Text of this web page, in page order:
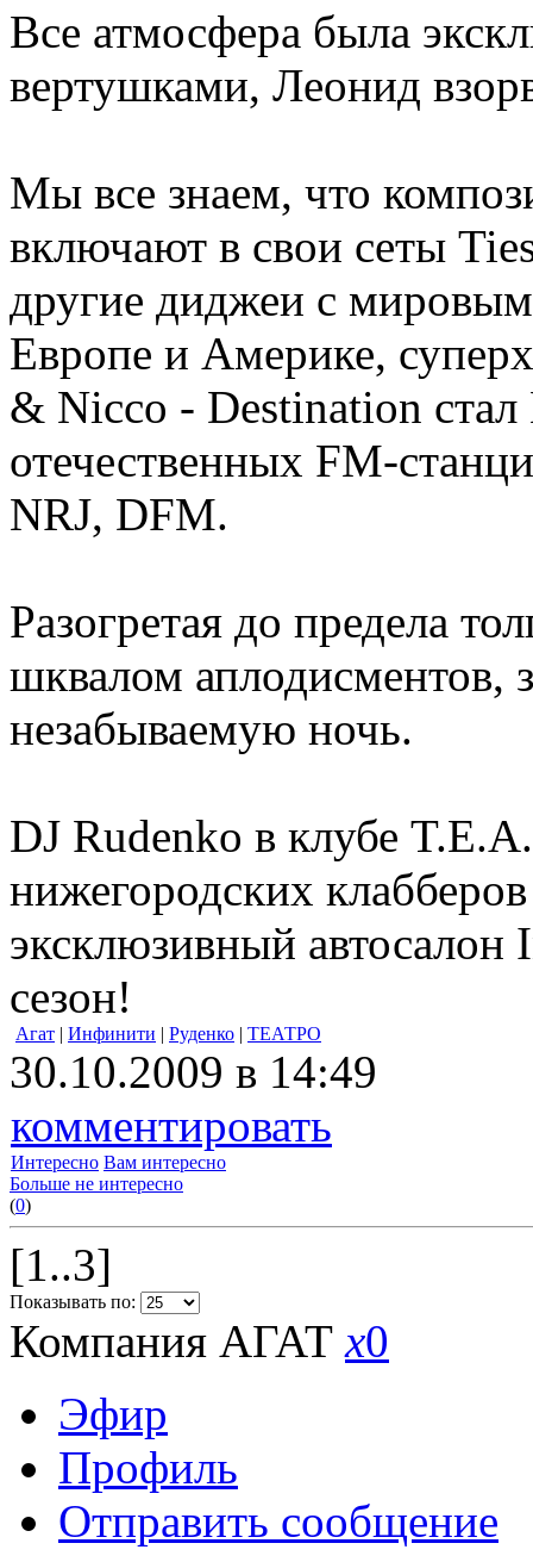
Все атмосфера была
вертушками, Леонид
Мы все знаем, что
включают в свои сеты
другие диджеи с
Европе и Америке,
& Nicco - Destination
отечественных FM-
NRJ, DFM.
Разогретая до предела
шквалом аплодисментов,
незабываемую ночь.
DJ Rudenko в клубе
нижегородских
эксклюзивный
сезон!
Агат | Инфинити | Руденко | ТЕАТРО
30.10.2009 в 14:49
комментировать
Интересно Вам интересно
Больше не интересно
(0)
[1..3]
Показывать по:
Компания АГАТx0
Эфир
Профиль
Отправить сообщение